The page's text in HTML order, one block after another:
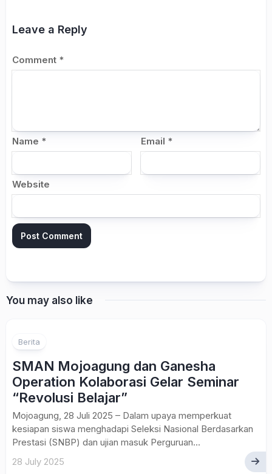
Leave a Reply
Comment *
Name * Email *
Website
You may also like
Berita
SMAN Mojoagung dan Ganesha
Operation Kolaborasi Gelar Seminar
“Revolusi Belajar”
Mojoagung, 28 Juli 2025 – Dalam upaya memperkuat
kesiapan siswa menghadapi Seleksi Nasional Berdasarkan
Prestasi (SNBP) dan ujian masuk Perguruan...
28 July 2025